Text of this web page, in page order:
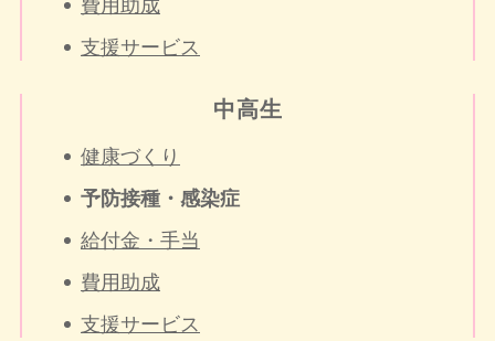
費用助成
支援サービス
中高生
健康づくり
予防接種・感染症
給付金・手当
費用助成
支援サービス